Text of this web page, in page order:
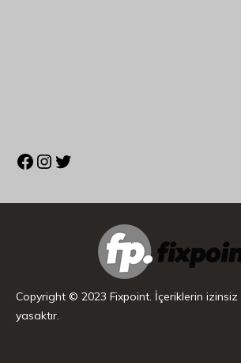
Copyright © 2023 Fixpoint. İçeriklerin izinsiz
yasaktır.